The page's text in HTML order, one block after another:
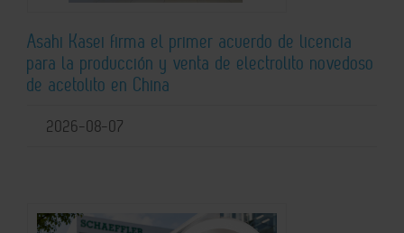
Asahi Kasei firma el primer acuerdo de licencia
para la producción y venta de electrolito novedoso
de acetolito en China
2026-08-07